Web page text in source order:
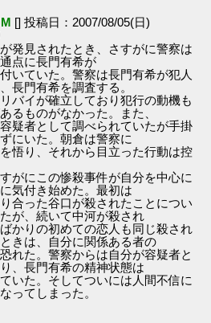
[] 投稿日：2007/08/05(日)
発見されたとき、さすがに警察は
点に長門有希が
いていた。警察は長門有希が犯人
長門有希を調査する。
バイが確立しており犯行の動機も
るものがなかった。また、
疑者として調べられていたが手掛
にいた。朝倉は警察に
悟り、それから目立った行動は控
がにこの惨殺事件が自分を中心に
気付き始めた。最初は
合った谷口が殺されたことについ
が、続いて中河が殺され
かりの初めての恋人も同じ殺され
きは、自分に関係ある者の
れた。警察からは自分が容疑者と
、長門有希の精神状態は
いた。そしてついには人間不信に
ってしまった。